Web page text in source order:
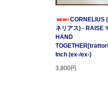
CORNELIUS
ネリアス) - RAISE
HAND
Inch (ex-/ex-)
3,800円